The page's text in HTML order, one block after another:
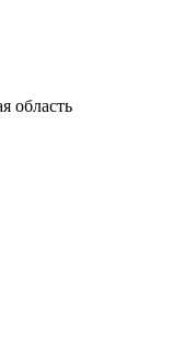
область